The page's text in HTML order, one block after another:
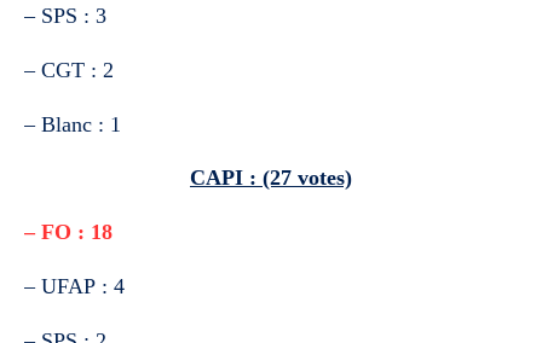
– SPS : 3
– CGT : 2
– Blanc : 1
CAPI : (27 votes)
– FO : 18
– UFAP : 4